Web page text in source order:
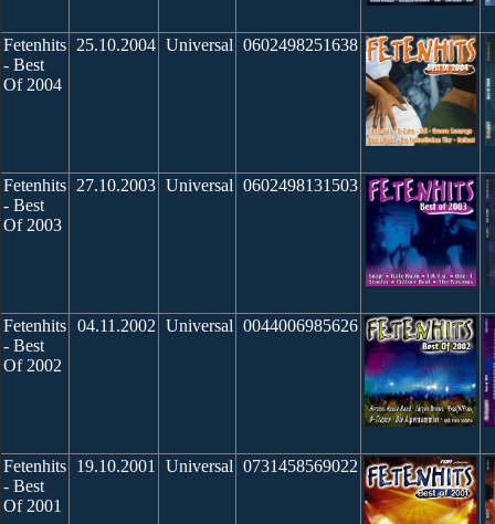
Fetenhits
- Best
Of 2004
25.10.2004 Universal 0602498251638
Fetenhits
- Best
Of 2003
27.10.2003 Universal 0602498131503
Fetenhits
- Best
Of 2002
04.11.2002 Universal 0044006985626
Fetenhits
- Best
Of 2001
19.10.2001 Universal 0731458569022